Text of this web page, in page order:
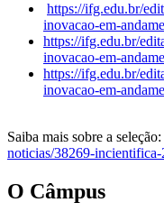
https://ifg.edu.br/
inovacao-em-
https://ifg.edu.br/
inovacao-em-
https://ifg.edu.br/
inovacao-em-
Saiba mais sobre a seleção:
noticias/38269-incientifica-
O Câmpus